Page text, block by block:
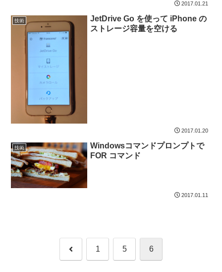
2017.01.21
技術
JetDrive Go を使って iPhone の
ストレージ容量を空ける
2017.01.20
技術
Windowsコマンドプロンプトで
FOR コマンド
2017.01.11
前 1 5 6